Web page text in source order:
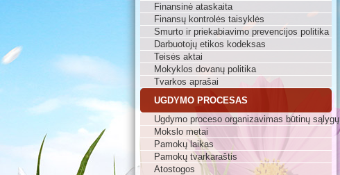
Finansinė ataskaita
Finansų kontrolės taisyklės
Smurto ir priekabiavimo prevencijos politika
Darbuotojų etikos kodeksas
Teisės aktai
Mokyklos dovanų politika
Tvarkos aprašai
UGDYMO PROCESAS
Ugdymo proceso organizavimas būtinų sąlygų
Mokslo metai
Pamokų laikas
Pamokų tvarkaraštis
Atostogos